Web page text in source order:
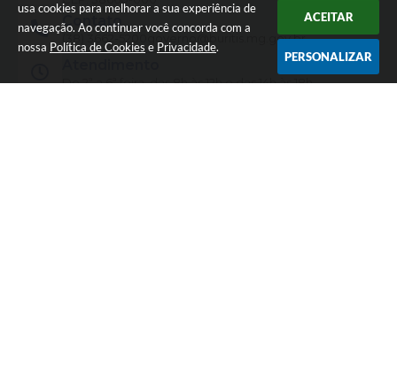
usa cookies para melhorar a sua experiência de
navegação. Ao continuar você concorda com a
nossa Política de Cookies e Privacidade.
ACEITAR
PERSONALIZAR
Contato
governo@buritis.mg.gov.br
De 2ª a 6ª feira, das 8h às 12h e das 14h às 18h.